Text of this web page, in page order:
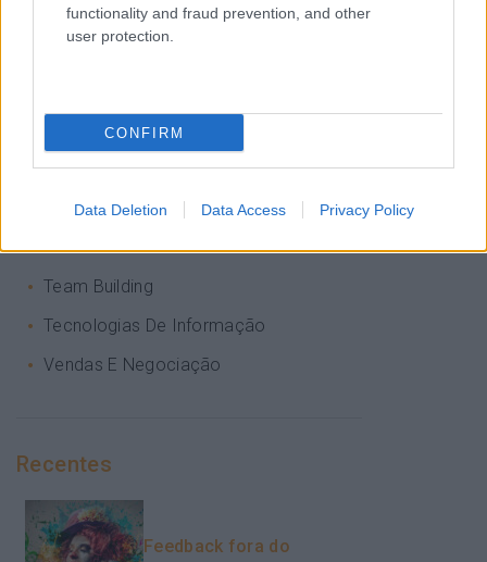
functionality and fraud prevention, and other
user protection.
CONFIRM
Data Deletion Data Access Privacy Policy
Mudança
Perspetivas
PORTO RH MEETING
Recursos Humanos
Sem Categoria
Sustentabilidade
Team Building
Tecnologias De Informação
Vendas E Negociação
Recentes
Feedback fora do